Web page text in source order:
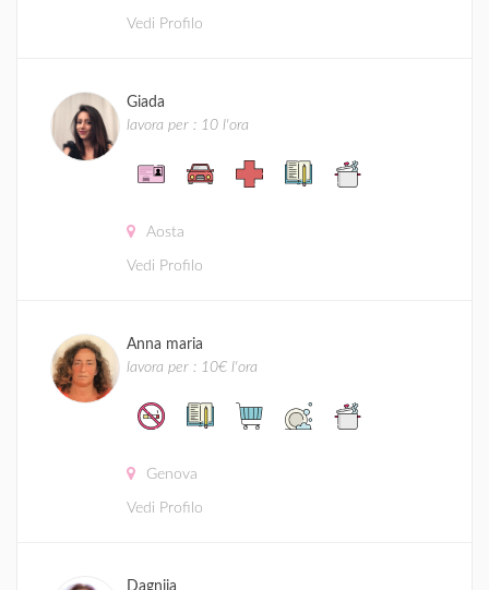
Vedi Profilo
Giada
lavora per : 10 l'ora
Aosta
Vedi Profilo
Anna maria
lavora per : 10€ l'ora
Genova
Vedi Profilo